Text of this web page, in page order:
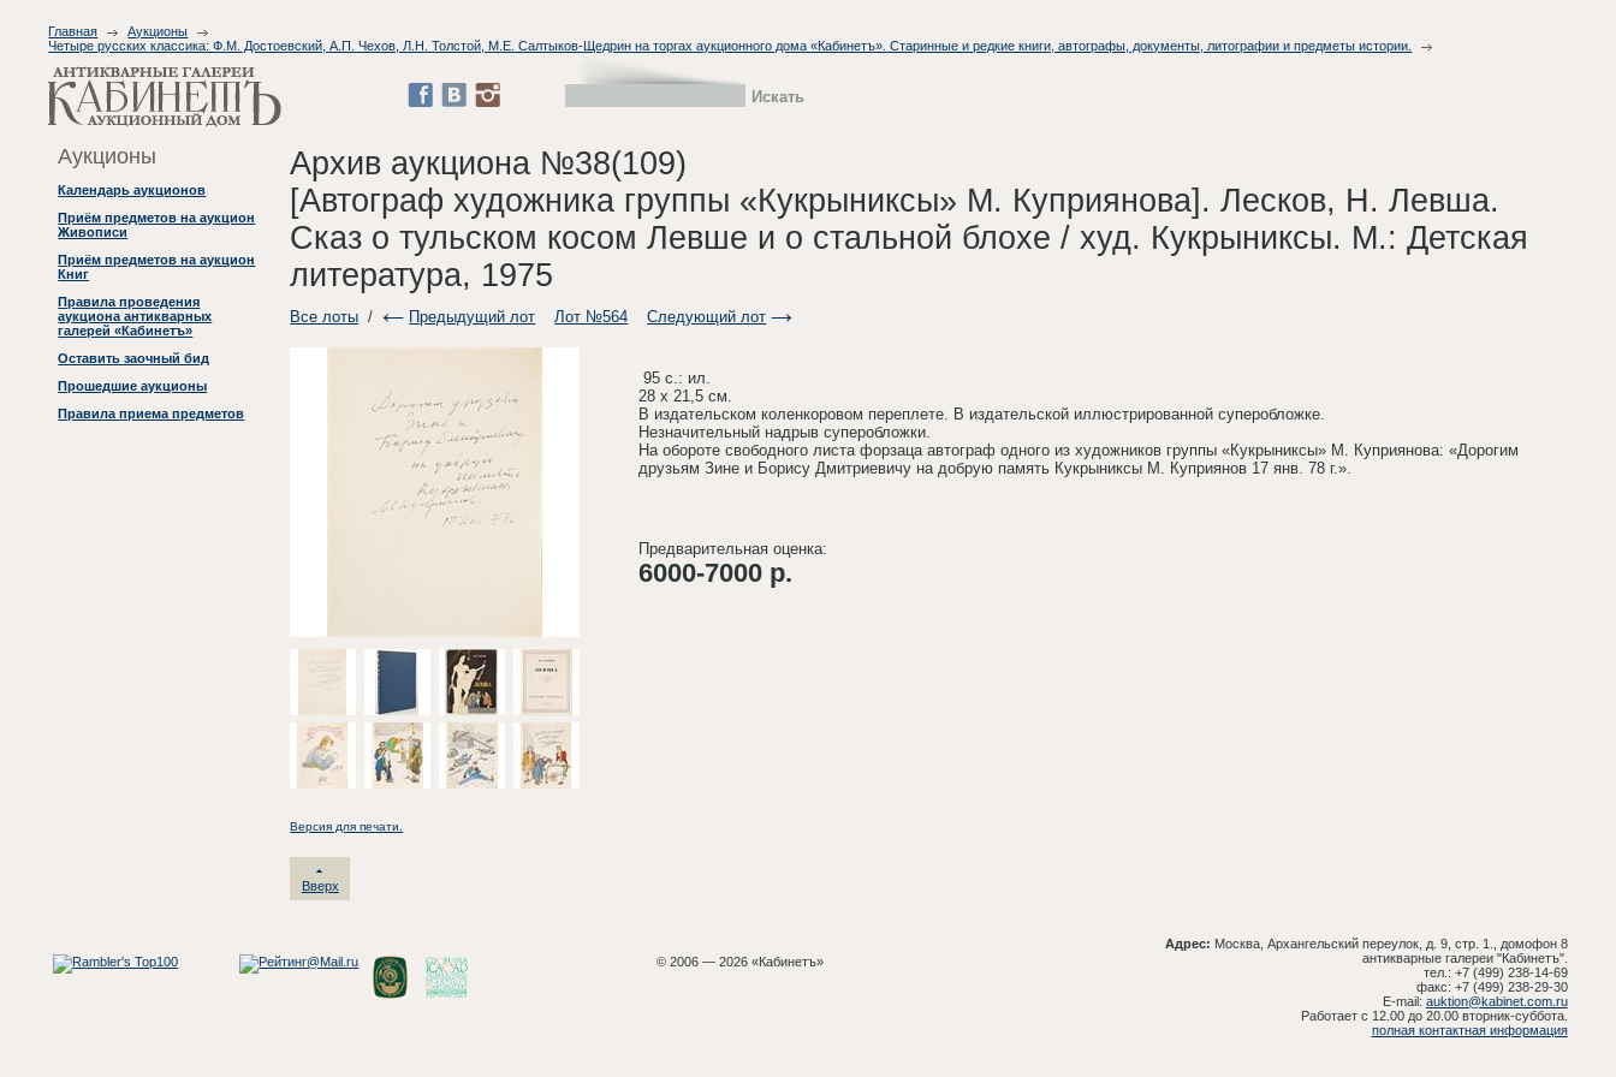
Главная
Аукционы
Четыре русских классика: Ф.М. Достоевский, А.П. Чехов, Л.Н. Толстой, М.Е. Салтыков-Щедрин на торгах аукционного дома «Кабинетъ». Старинные и редкие книги, автографы, документы, литографии и предметы истории.
Аукционы
Календарь аукционов
Приём предметов на аукцион
Живописи
Приём предметов на аукцион
Книг
Правила проведения
аукциона антикварных
галерей «Кабинетъ»
Оставить заочный бид
Прошедшие аукционы
Правила приема предметов
Архив аукциона №38(109)
[Автограф художника группы «Кукрыниксы» М. Куприянова]. Лесков, Н. Левша.
Сказ о тульском косом Левше и о стальной блохе / худ. Кукрыниксы. М.: Детская
литература, 1975
Все лоты / Предыдущий лот Лот №564 Следующий лот
95 с.: ил.
28 х 21,5 см.
В издательском коленкоровом переплете. В издательской иллюстрированной суперобложке.
Незначительный надрыв суперобложки.
На обороте свободного листа форзаца автограф одного из художников группы «Кукрыниксы» М. Куприянова: «Дорогим
друзьям Зине и Борису Дмитриевичу на добрую память Кукрыниксы М. Куприянов 17 янв. 78 г.».
Предварительная оценка:
6000-7000 р.
Версия для печати.
Вверх
Адрес: Москва, Архангельский переулок, д. 9, стр. 1., домофон 8
антикварные галереи "Кабинетъ".
тел.: +7 (499) 238-14-69
факс: +7 (499) 238-29-30
E-mail: auktion@kabinet.com.ru
Работает с 12.00 до 20.00 вторник-суббота.
полная контактная информация
© 2006 — 2026 «Кабинетъ»